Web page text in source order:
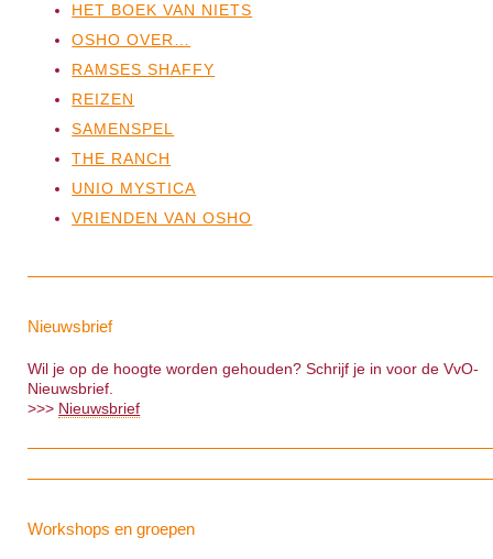
HET BOEK VAN NIETS
OSHO OVER…
RAMSES SHAFFY
REIZEN
SAMENSPEL
THE RANCH
UNIO MYSTICA
VRIENDEN VAN OSHO
Nieuwsbrief
Wil je op de hoogte worden gehouden? Schrijf je in voor de VvO-
Nieuwsbrief.
>>> Nieuwsbrief
Workshops en groepen